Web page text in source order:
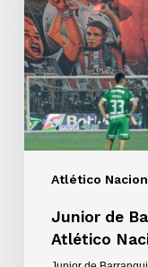
Atlético
3-
0
a
Atlético
Nacional
Junior de
Atlético